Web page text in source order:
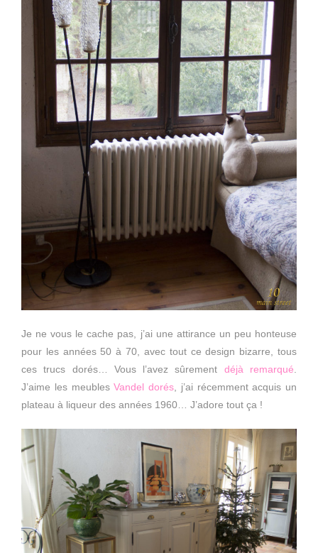
Je ne vous le cache pas, j’ai une attirance un peu honteuse
pour les années 50 à 70, avec tout ce design bizarre, tous
ces trucs dorés… Vous l’avez sûrement déjà remarqué
J’aime les meublesVandel dorés , j’ai récemment acquis un
plateau à liqueur des années 1960… J’adore tout ça !